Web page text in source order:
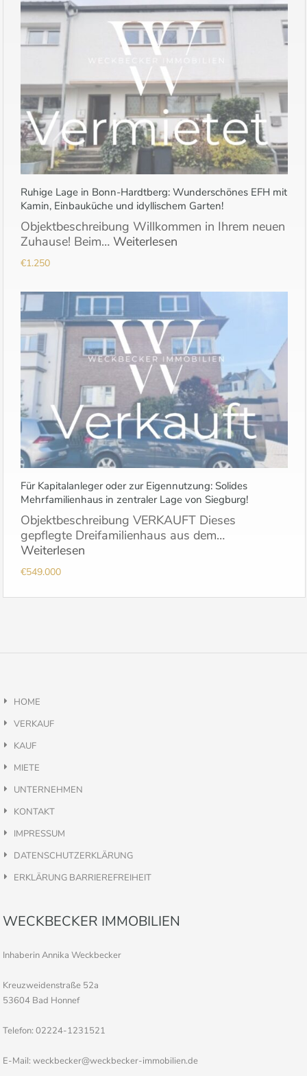
Ruhige Lage in Bonn-Hardtberg: Wunderschönes EFH mit
Kamin, Einbauküche und idyllischem Garten!
Objektbeschreibung Willkommen in Ihrem neuen
Zuhause! Beim… Weiterlesen
€1.250
Für Kapitalanleger oder zur Eigennutzung: Solides
Mehrfamilienhaus in zentraler Lage von Siegburg!
Objektbeschreibung VERKAUFT Dieses
gepflegte Dreifamilienhaus aus dem…
Weiterlesen
€549.000
HOME
VERKAUF
KAUF
MIETE
UNTERNEHMEN
KONTAKT
IMPRESSUM
DATENSCHUTZERKLÄRUNG
ERKLÄRUNG BARRIEREFREIHEIT
WECKBECKER IMMOBILIEN
Inhaberin Annika Weckbecker
Kreuzweidenstraße 52a
53604 Bad Honnef
Telefon: 02224-1231521
E-Mail: weckbecker@weckbecker-immobilien.de